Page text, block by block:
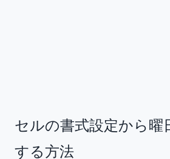
セルの書式設定から曜
する方法